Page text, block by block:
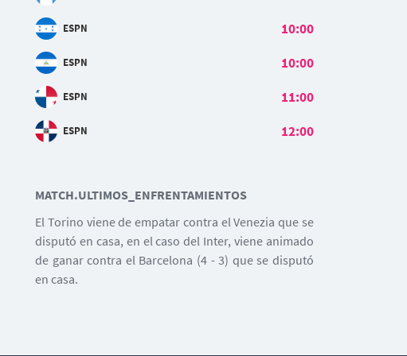
ESPN 10:00
ESPN 10:00
ESPN 11:00
ESPN 12:00
MATCH.ULTIMOS_ENFRENTAMIENTOS
El Torino viene de empatar contra el Venezia que se
disputó en casa, en el caso del Inter, viene animado
de ganar contra el Barcelona (4 - 3) que se disputó
en casa.